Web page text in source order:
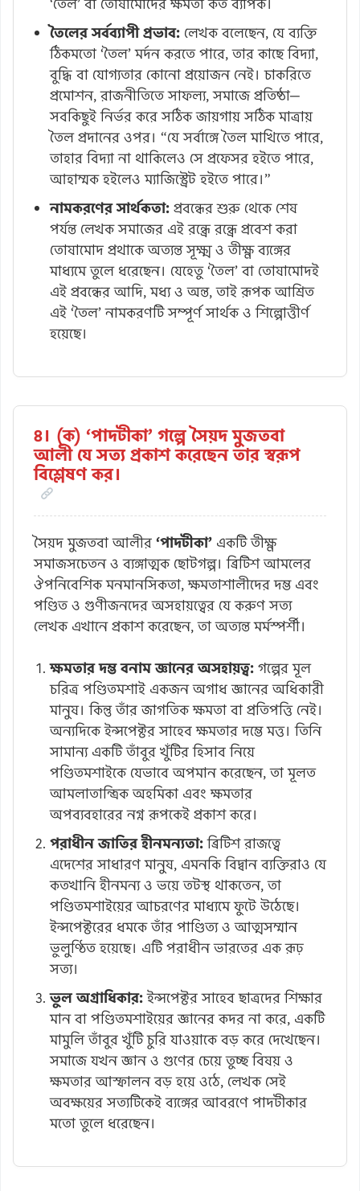
তৈলের সর্বব্যাপী প্রভাব: লেখক বলেছেন, যে ব্যক্তি
ঠিকমতো ‘তৈল’ মর্দন করতে পারে, তার কাছে বিদ্যা,
বুদ্ধি বা যোগ্যতার কোনো প্রয়োজন নেই। চাকরিতে
প্রমোশন, রাজনীতিতে সাফল্য, সমাজে প্রতিষ্ঠা—
সবকিছুই নির্ভর করে সঠিক জায়গায় সঠিক মাত্রায়
তৈল প্রদানের ওপর। “যে সর্বাঙ্গে তৈল মাখিতে পারে,
তাহার বিদ্যা না থাকিলেও সে প্রফেসর হইতে পারে,
আহাম্মক হইলেও ম্যাজিস্ট্রেট হইতে পারে।”
নামকরণের সার্থকতা: প্রবন্ধের শুরু থেকে শেষ
পর্যন্ত লেখক সমাজের এই রন্ধ্রে রন্ধ্রে প্রবেশ করা
তোষামোদ প্রথাকে অত্যন্ত সূক্ষ্ম ও তীক্ষ্ণ ব্যঙ্গের
মাধ্যমে তুলে ধরেছেন। যেহেতু ‘তৈল’ বা তোষামোদই
এই প্রবন্ধের আদি, মধ্য ও অন্ত, তাই রূপক আশ্রিত
এই ‘তৈল’ নামকরণটি সম্পূর্ণ সার্থক ও শিল্পোত্তীর্ণ
হয়েছে।
৪। (ক) ‘পাদটীকা’ গল্পে সৈয়দ মুজতবা
আলী যে সত্য প্রকাশ করেছেন তার স্বরূপ
বিশ্লেষণ কর।
সৈয়দ মুজতবা আলীর ‘পাদটীকা’ একটি তীক্ষ্ণ
সমাজসচেতন ও ব্যঙ্গাত্মক ছোটগল্প। ব্রিটিশ আমলের
ঔপনিবেশিক মনমানসিকতা, ক্ষমতাশালীদের দম্ভ এবং
পণ্ডিত ও গুণীজনদের অসহায়ত্বের যে করুণ সত্য
লেখক এখানে প্রকাশ করেছেন, তা অত্যন্ত মর্মস্পর্শী।
ক্ষমতার দম্ভ বনাম জ্ঞানের অসহায়ত্ব: গল্পের মূল
চরিত্র পণ্ডিতমশাই একজন অগাধ জ্ঞানের অধিকারী
মানুষ। কিন্তু তাঁর জাগতিক ক্ষমতা বা প্রতিপত্তি নেই।
অন্যদিকে ইন্সপেক্টর সাহেব ক্ষমতার দম্ভে মত্ত। তিনি
সামান্য একটি তাঁবুর খুঁটির হিসাব নিয়ে
পণ্ডিতমশাইকে যেভাবে অপমান করেছেন, তা মূলত
আমলাতান্ত্রিক অহমিকা এবং ক্ষমতার
অপব্যবহারের নগ্ন রূপকেই প্রকাশ করে।
পরাধীন জাতির হীনমন্যতা:ব্রিটিশ রাজত্বে
এদেশের সাধারণ মানুষ, এমনকি বিদ্বান ব্যক্তিরাও যে
কতখানি হীনমন্য ও ভয়ে তটস্থ থাকতেন, তা
পণ্ডিতমশাইয়ের আচরণের মাধ্যমে ফুটে উঠেছে।
ইন্সপেক্টরের ধমকে তাঁর পাণ্ডিত্য ও আত্মসম্মান
ভুলুণ্ঠিত হয়েছে। এটি পরাধীন ভারতের এক রূঢ়
সত্য।
ভুল অগ্রাধিকার:ইন্সপেক্টর সাহেব ছাত্রদের শিক্ষার
মান বা পণ্ডিতমশাইয়ের জ্ঞানের কদর না করে, একটি
মামুলি তাঁবুর খুঁটি চুরি যাওয়াকে বড় করে দেখেছেন।
সমাজে যখন জ্ঞান ও গুণের চেয়ে তুচ্ছ বিষয় ও
ক্ষমতার আস্ফালন বড় হয়ে ওঠে, লেখক সেই
অবক্ষয়ের সত্যটিকেই ব্যঙ্গের আবরণে পাদটীকার
মতো তুলে ধরেছেন।